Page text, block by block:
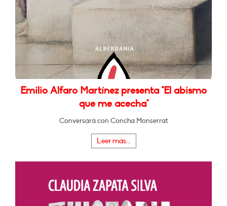
Emilio Alfaro Martínez presenta "El abismo
que me acecha"
Conversará con Concha Monserrat
Leer más...